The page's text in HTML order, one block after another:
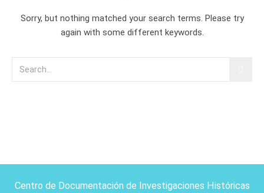
Sorry, but nothing matched your search terms. Please try
again with some different keywords.
Centro de Documentación de Investigaciones Históricas